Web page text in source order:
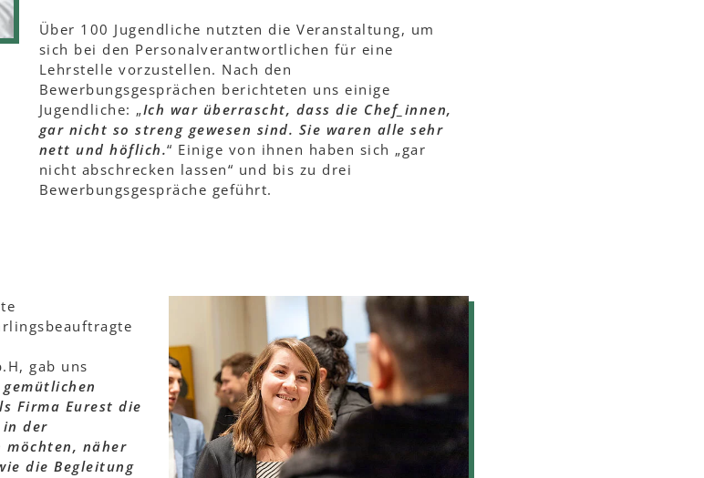
Über 100 Jugendliche nutzten die Veranstaltung, um
sich bei den Personalverantwortlichen für eine
Lehrstelle vorzustellen. Nach den
Bewerbungsgesprächen berichteten uns einige
Jugendliche: „Ich war überrascht, dass die Chef_innen,
gar nicht so streng gewesen sind. Sie waren alle sehr
nett und höflich.“ Einige von ihnen haben sich „gar
nicht abschrecken lassen“ und bis zu drei
Bewerbungsgespräche geführt.
gab uns
Firma Eurest die
in der
möchten, näher
die Begleitung